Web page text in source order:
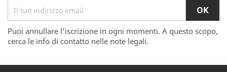
Puoi annullare l'iscrizione in ogni momenti. A questo scopo,
cerca le info di contatto nelle note legali.